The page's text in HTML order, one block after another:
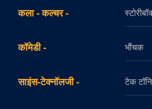
कला - कल्चर-
कॉमेडी- भौंचक
साइंस-टेक्नॉलजी- टेक